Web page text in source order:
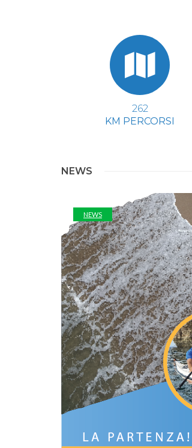
392
KM PERCORSI
NEWS
NEWS